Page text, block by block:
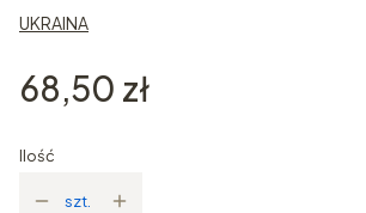
UKRAINA
Cena
68,50 zł
Ilość
szt.